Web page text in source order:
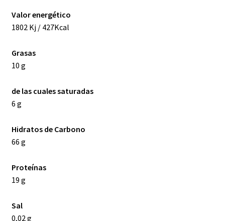
Valor energético
1802 Kj / 427Kcal
Grasas
10 g
de las cuales saturadas
6 g
Hidratos de Carbono
66 g
Proteínas
19 g
Sal
0,02 g